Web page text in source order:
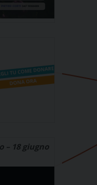
– 18 giugno